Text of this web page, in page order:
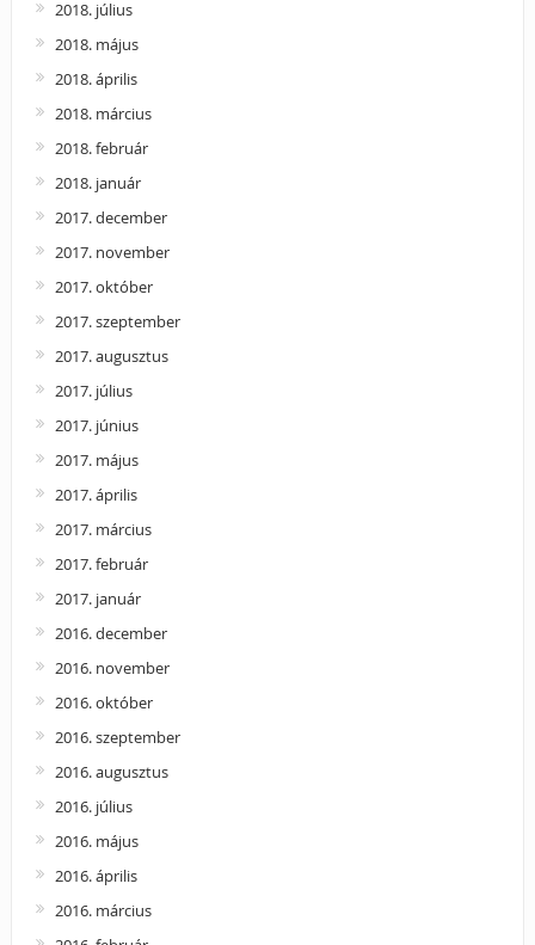
2018. július
2018. május
2018. április
2018. március
2018. február
2018. január
2017. december
2017. november
2017. október
2017. szeptember
2017. augusztus
2017. július
2017. június
2017. május
2017. április
2017. március
2017. február
2017. január
2016. december
2016. november
2016. október
2016. szeptember
2016. augusztus
2016. július
2016. május
2016. április
2016. március